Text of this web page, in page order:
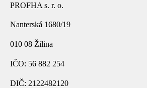
PROFHA s. r. o.
Nanterská 1680/19
010 08 Žilina
IČO: 56 882 254
DIČ: 2122482120